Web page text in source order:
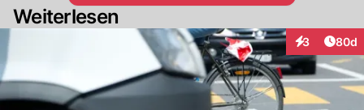
Weiterlesen
3
Interaktionen
80d